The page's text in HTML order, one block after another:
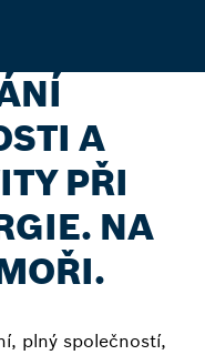
A
PŘI
NA
plný společností,